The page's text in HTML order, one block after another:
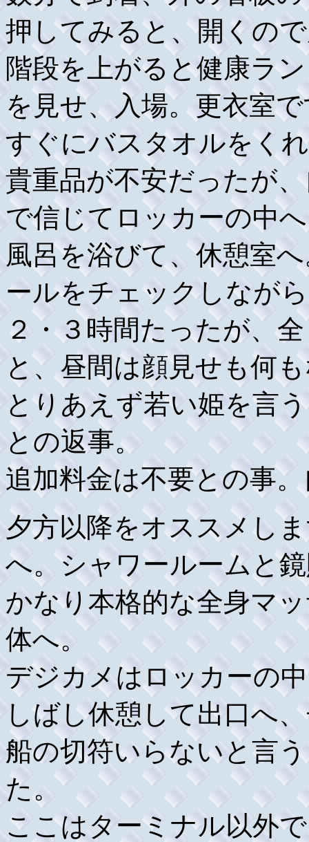
押してみると、開くの
階段を上がると健康ラ
を見せ、入場。更衣室
すぐにバスタオルをく
貴重品が不安だったが
で信じてロッカーの中
風呂を浴びて、休憩室
ールをチェックしなが
２・３時間たったが、
と、昼間は顔見せも何
とりあえず若い姫を言
との返事。
追加料金は不要との事
夕方以降をオススメし
へ。シャワールームと
かなり本格的な全身マ
体へ。
デジカメはロッカーの
しばし休憩して出口へ
船の切符いらないと言
た。
ここはターミナル以外